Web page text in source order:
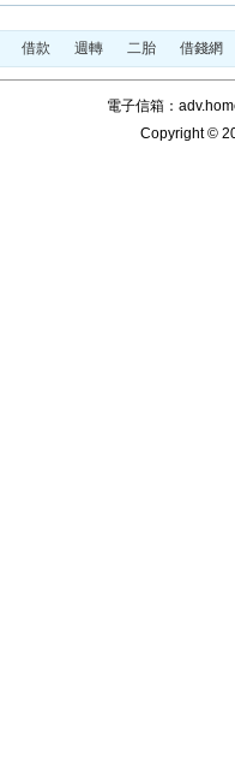
借款 週轉 二胎 借錢網
電子信箱：
Copyright ©